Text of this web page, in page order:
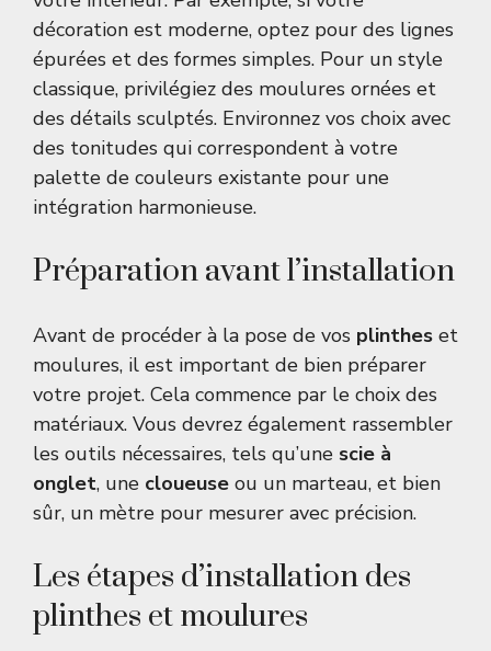
décoration est moderne, optez pour des lignes
épurées et des formes simples. Pour un style
classique, privilégiez des moulures ornées et
des détails sculptés. Environnez vos choix avec
des tonitudes qui correspondent à votre
palette de couleurs existante pour une
intégration harmonieuse.
Préparation avant l’installation
Avant de procéder à la pose de vos plinthes et
moulures, il est important de bien préparer
votre projet. Cela commence par le choix des
matériaux. Vous devrez également rassembler
les outils nécessaires, tels qu’une scie à
onglet, une cloueuse ou un marteau, et bien
sûr, un mètre pour mesurer avec précision.
Les étapes d’installation des
plinthes et moulures